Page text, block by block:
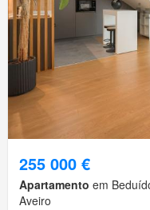
255 000 €
Apartamento em
Aveiro